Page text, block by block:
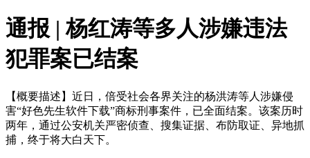
通报 | 杨红涛等多人涉嫌违法
犯罪案已结案
【概要描述】 近日，倍受社会各界关注的杨洪涛等人涉嫌侵
害“好色先生软件下载”商标刑事案件，已全面结案。该案历时
两年，通过公安机关严密侦查、搜集证据、布防取证、异地抓
捕，终于将大白天下。